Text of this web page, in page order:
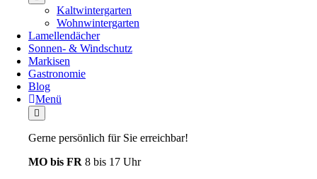
Kaltwintergarten
Wohnwintergarten
Lamellendächer
Sonnen- & Windschutz
Markisen
Gastronomie
Blog
Menü
Gerne persönlich für Sie erreichbar!
MO bis FR 8 bis 17 Uhr